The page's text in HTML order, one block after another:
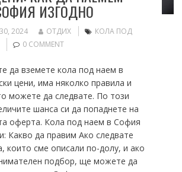
ИЗГОДНО
2024 ОТДИХ
КОЛА ПОД
0 COMMENT
да вземете кола под наем в
цени, има няколко правила и
можете да следвате. По този
шанса си да попаднете на
оферта. Кола под наем в София
Какво да правим Ако следвате
които сме описали по-долу, и ако
подбор, ще можете да